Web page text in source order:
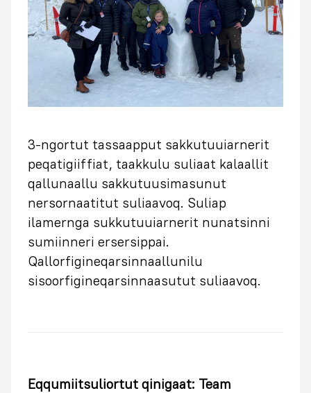
3-ngortut tassaapput sakkutuuiarnerit
peqatigiiffiat, taakkulu suliaat kalaallit
qallunaallu sakkutuusimasunut
nersornaatitut suliaavoq. Suliap
ilamernga sukkutuuiarnerit nunatsinni
sumiinneri ersersippai.
Qallorfigineqarsinnaallunilu
sisoorfigineqarsinnaasutut suliaavoq.
Eqqumiitsuliortut qinigaat: Team